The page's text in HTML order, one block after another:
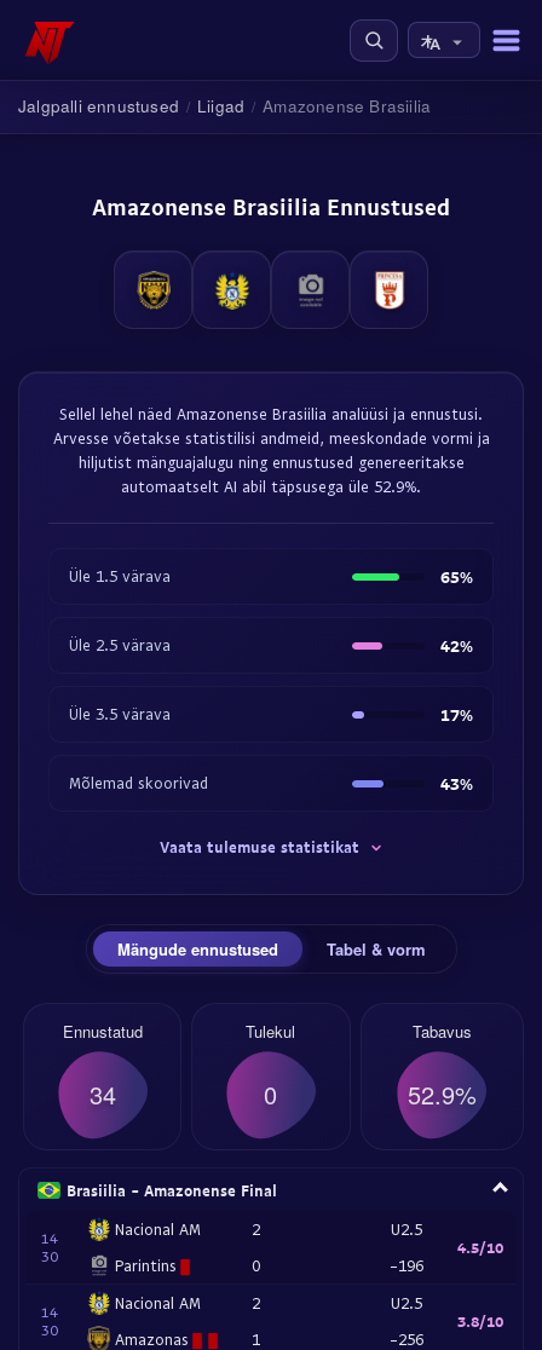
Jalgpalli ennustused / Liigad / Amazonense Brasiilia
Amazonense Brasiilia Ennustused
Sellel lehel näed Amazonense Brasiilia analüüsi ja ennustusi.
Arvesse võetakse statistilisi andmeid, meeskondade vormi ja
hiljutist mänguajalugu ning ennustused genereeritakse
automaatselt AI abil täpsusega üle 52.9%.
Üle 1.5 värava 65%
Üle 2.5 värava 42%
Üle 3.5 värava 17%
Mõlemad skoorivad 43%
Vaata tulemuse statistikat
Mängude ennustused Tabel & vorm
Ennustatud
34
Tulekul
0
Tabavus
52.9%
Brasiilia - Amazonense Final
14
30
Nacional AM
Parintins
2
0
U2.5
-196
4.5/10
14
30
Nacional AM
Amazonas
2
1
U2.5
-256
3.8/10